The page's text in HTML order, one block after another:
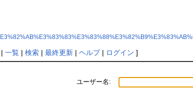
| 一覧| 検索| 最終更新| ヘルプ| ログイン ]
ユーザー名: